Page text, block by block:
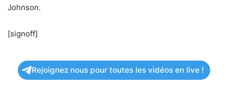
Johnson.
[signoff]
Rejoignez nous pour toutes les vidéos en live !